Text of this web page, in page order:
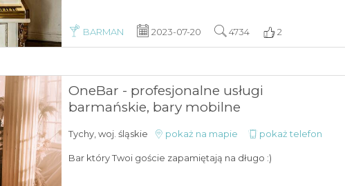
BARMAN 2023-07-20 4734 2
OneBar - profesjonalne usługi
barmańskie, bary mobilne
Tychy, woj. śląskie pokaż na mapie pokaż telefon
Bar który Twoi goście zapamiętają na długo :)